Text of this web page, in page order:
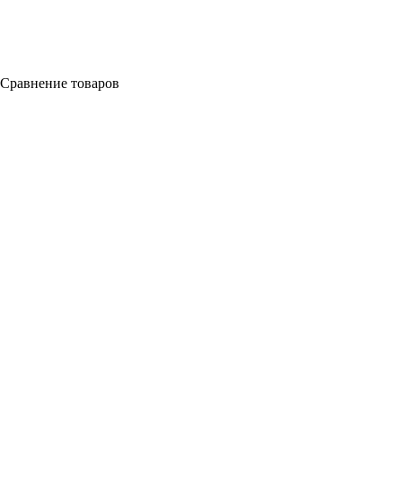
Сравнение товаров